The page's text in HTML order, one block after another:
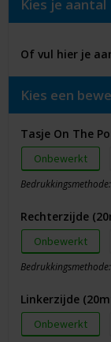
Kies je aantal
Of vul hier je
Kies een
Tasje On The
Onbewerkt
Rechterzijde
Onbewerkt
Linkerzijde
Onbewerkt